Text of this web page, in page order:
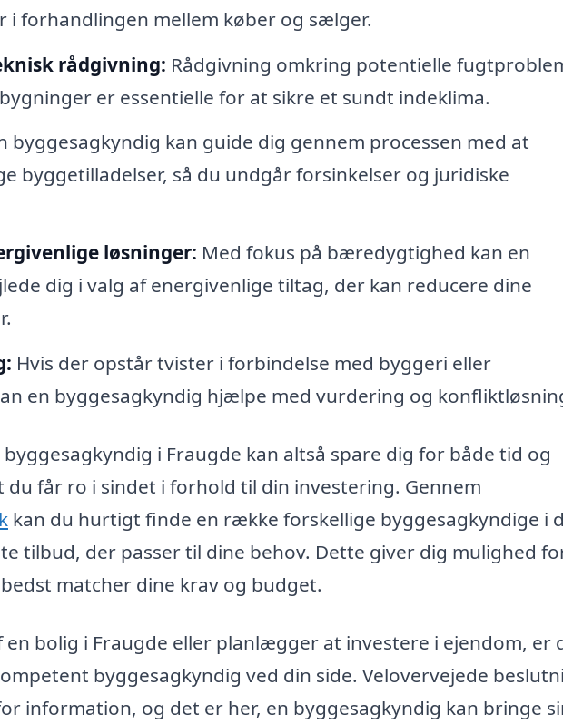
forhandlingen mellem køber og sælger.
rådgivning: Rådgivning omkring potentielle
er essentielle for at sikre et sundt indeklima.
byggesagkyndig kan guide dig gennem processen med at
byggetilladelser, så du undgår forsinkelser og juridiske
løsninger: Med fokus på bæredygtighed kan en
dig i valg af energivenlige tiltag, der kan reducere dine
Hvis der opstår tvister i forbindelse med byggeri eller
en byggesagkyndig hjælpe med vurdering og
i Fraugde kan altså spare dig for både tid og
du får ro i sindet i forhold til din investering. Gennem
kan du hurtigt finde en række forskellige byggesagkyndige i
tilbud, der passer til dine behov. Dette giver dig mulighed
matcher dine krav og budget.
en bolig i Fraugde eller planlægger at investere i ejendom, er
byggesagkyndig ved din side. Velovervejede
information, og det er her, en byggesagkyndig kan bringe